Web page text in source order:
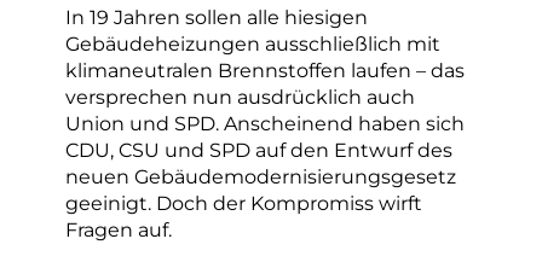
In 19 Jahren sollen alle hiesigen
Gebäudeheizungen ausschließlich mit
klimaneutralen Brennstoffen laufen – das
versprechen nun ausdrücklich auch
Union und SPD. Anscheinend haben sich
CDU, CSU und SPD auf den Entwurf des
neuen Gebäudemodernisierungsgesetz
geeinigt. Doch der Kompromiss wirft
Fragen auf.